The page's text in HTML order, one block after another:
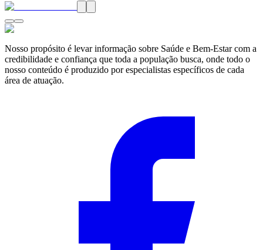
Nosso propósito é levar informação sobre Saúde e Bem-Estar com a
credibilidade e confiança que toda a população busca, onde todo o
nosso conteúdo é produzido por especialistas específicos de cada
área de atuação.